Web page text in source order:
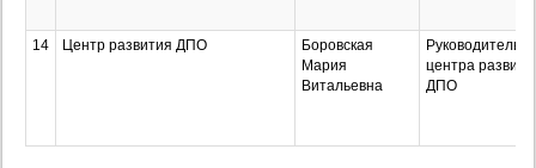
14 Центр развития ДПО
Боровская
Мария
Витальевна
Руководитель
центра
ДПО